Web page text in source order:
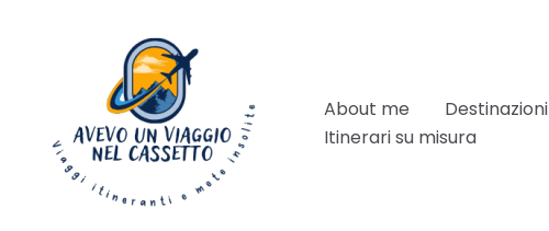
About me
Destinazioni
Itinerari su misura